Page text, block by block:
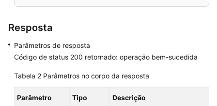
Gateway
de
cliente
Conexão
VPN
Resposta
Parâmetros de resposta
Código de status 200 retornado: operação bem-sucedida
Tabela 2 Parâmetros no corpo da resposta
Parâmetro Tipo Descrição